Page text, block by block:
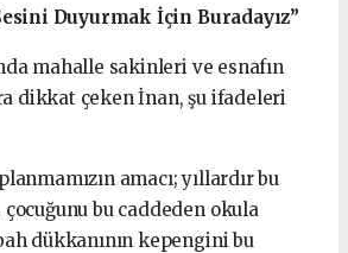
Duyurmak İçin Buradayız”
mahalle sakinleri ve esnafın
dikkat çeken İnan, şu ifadeleri
amacı; yıllardır bu
bu caddeden okula
dükkanının kepengini bu